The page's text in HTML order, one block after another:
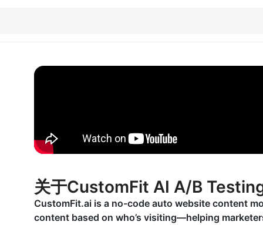
关于CustomFit AI A/B
CustomFit.ai is a no-code auto website content
content based on who’s visiting—helping